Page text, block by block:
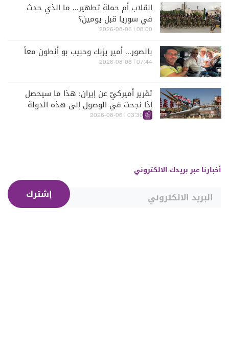
إنقلاب أم حملة تطهير... ما الذي حدث
في سوريا قبل يومين؟
08:00 | 2026-08-06
بالصور... أمير يزبك وحبيب بو أنطون معاً
07:44 | 2026-08-06
تقرير أميركيّ عن إيران: هذا ما سيحصل
إذا نجحت في الوصول إلى هذه الدولة
الآسيويّة
03:30 | 2026-08-06
أخبارنا عبر بريدك الالكتروني
إشترك